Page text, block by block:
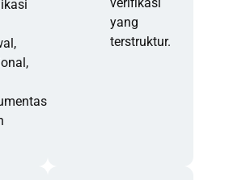
verifikasi
yang
terstruktur.